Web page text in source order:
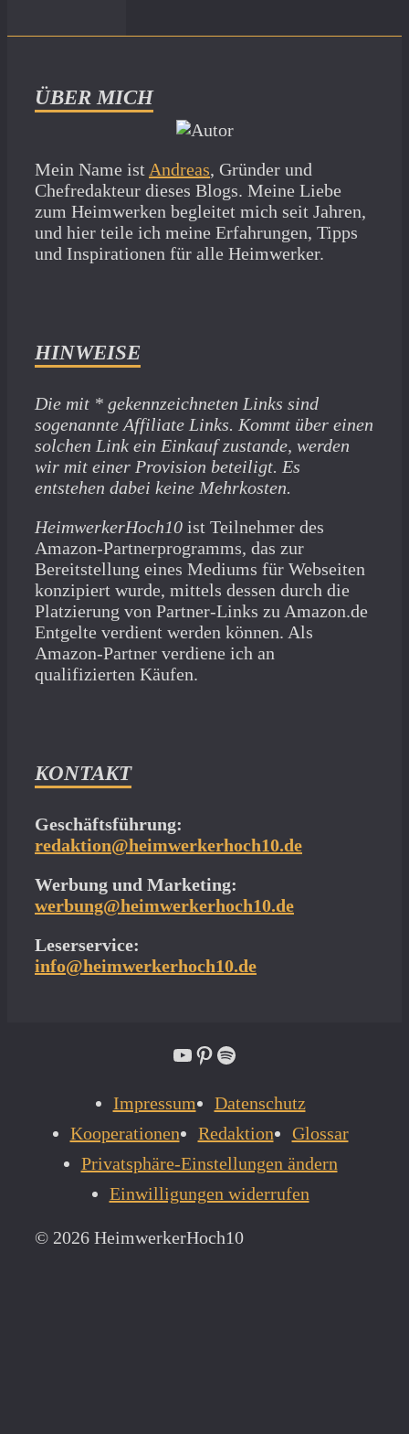
ÜBER MICH
Mein Name ist Andreas, Gründer und
Chefredakteur dieses Blogs. Meine Liebe
zum Heimwerken begleitet mich seit Jahren,
und hier teile ich meine Erfahrungen, Tipps
und Inspirationen für alle Heimwerker.
HINWEISE
Die mit * gekennzeichneten Links sind
sogenannte Affiliate Links. Kommt über einen
solchen Link ein Einkauf zustande, werden
wir mit­ einer Provision beteiligt. Es
entstehen dabei keine Mehrkosten.
HeimwerkerHoch10 ist Teilnehmer des
Amazon-Partnerprogramms, das zur
Bereitstellung eines Mediums für Webseiten
konzipiert wurde, mittels dessen durch die
Platzierung von Partner-Links zu Amazon.de
Entgelte verdient werden können. Als
Amazon-Partner verdiene ich an
qualifizierten Käufen.
KONTAKT
Geschäftsführung:
redaktion@heimwerkerhoch10.de
Werbung und Marketing:
werbung@heimwerkerhoch10.de
Leserservice:
info@heimwerkerhoch10.de
YouTube
Pinterest
Spotify
Impressum
Datenschutz
Kooperationen
Redaktion
Glossar
Privatsphäre-Einstellungen ändern
Einwilligungen widerrufen
© 2026 HeimwerkerHoch10